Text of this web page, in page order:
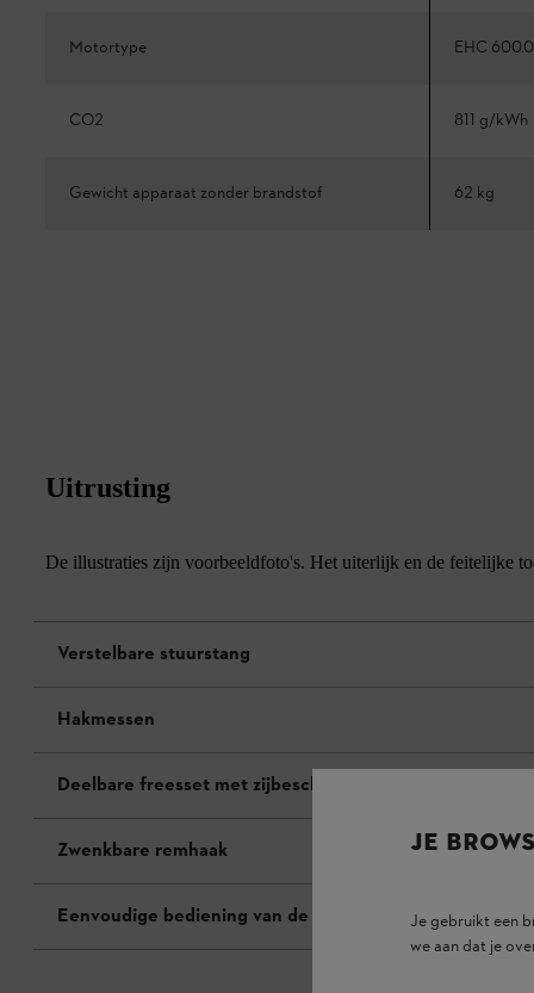
Motortype EHC 600.0
CO2 811 g/kWh
Gewicht apparaat zonder brandstof 62 kg
Uitrusting
De illustraties zijn voorbeeldfoto's. Het uiterlijk en de feitelijke
Verstelbare stuurstang
Hakmessen
Deelbare freesset met zijbescherming
Zwenkbare remhaak
Eenvoudige bediening van de gashendel
JE
Je gebruikt een
we aan dat je